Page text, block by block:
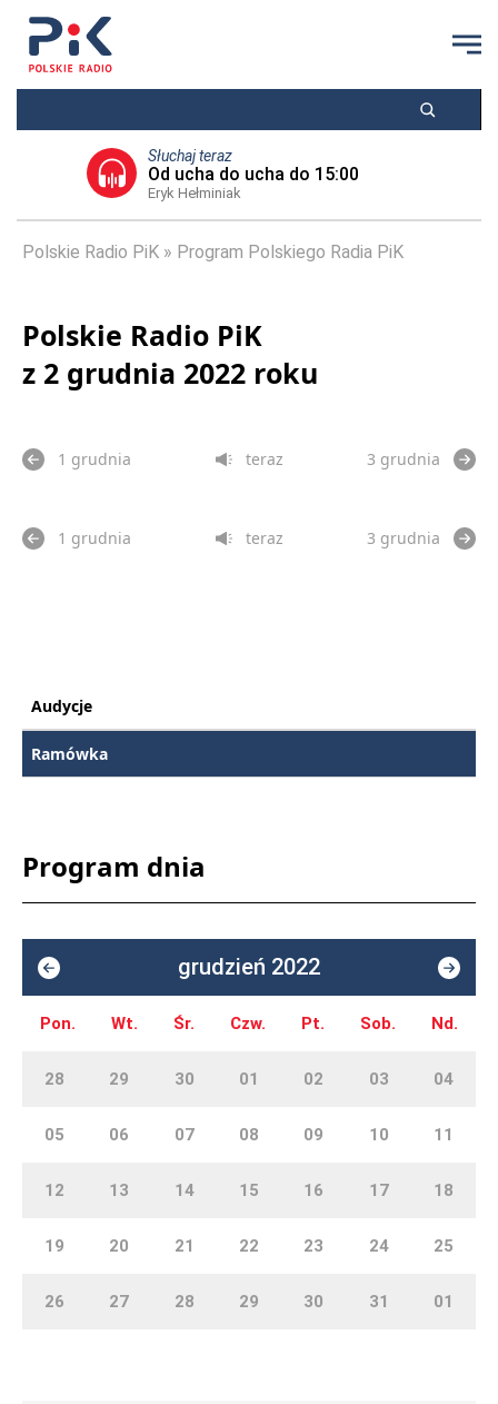
Słuchaj teraz
Od ucha do ucha do 15:00
Eryk Hełminiak
Polskie Radio PiK Program Polskiego Radia PiK
Polskie Radio PiK
z 2 grudnia 2022 roku
1 grudnia teraz 3 grudnia
1 grudnia teraz 3 grudnia
Audycje
Ramówka
Program dnia
grudzień 2022
Pon. Wt. Śr. Czw. Pt. Sob. Nd.
28 29 30 01 02 03 04
05 06 07 08 09 10 11
12 13 14 15 16 17 18
19 20 21 22 23 24 25
26 27 28 29 30 31 01